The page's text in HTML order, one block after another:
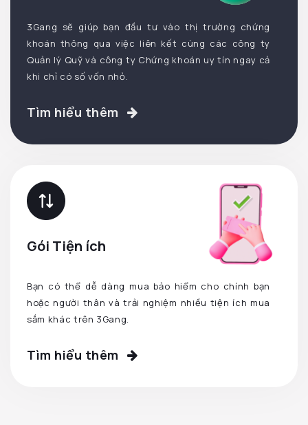
3Gang sẽ giúp bạn đầu tư vào thị trường chứng
khoán thông qua việc liên kết cùng các công ty
Quản lý Quỹ và công ty Chứng khoán uy tín ngay cả
khi chỉ có số vốn nhỏ.
Tìm hiểu thêm
Gói Tiện ích
Bạn có thể dễ dàng mua bảo hiểm cho chính bạn
hoặc người thân và trải nghiệm nhiều tiện ích mua
sắm khác trên 3Gang.
Tìm hiểu thêm